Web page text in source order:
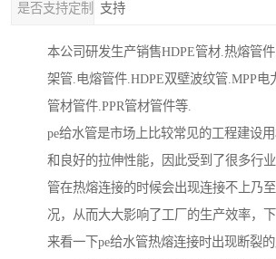
是否支持定制 支持
本公司研发生产销售HDPE管材.热熔管
架管.电熔管件.HDPE双壁波纹管.MPP电
管材管件.PPR管材管件等.
pe给水管是市场上比较常见的工程建设
和良好的拉伸性能，因此受到了很多行
管在热熔连接的时候会出现连接不上乃
况，从而大大影响了工厂的生产效率，
来看一下pe给水管热熔连接时出现断裂的